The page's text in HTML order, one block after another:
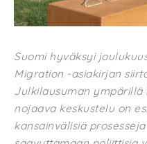
Suomi hyväksyi
Migration -asiakirjan
Julkilausuman
nojaava keskustelu on
kansainvälisiä